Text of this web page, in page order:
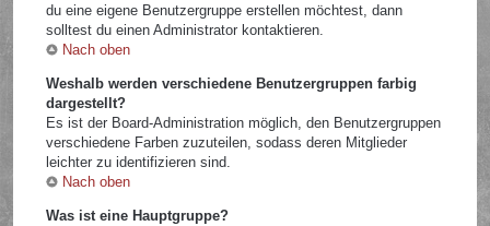
du eine eigene Benutzergruppe erstellen möchtest, dann
solltest du einen Administrator kontaktieren.
Nach oben
Weshalb werden verschiedene Benutzergruppen farbig
dargestellt?
Es ist der Board-Administration möglich, den Benutzergruppen
verschiedene Farben zuzuteilen, sodass deren Mitglieder
leichter zu identifizieren sind.
Nach oben
Was ist eine Hauptgruppe?